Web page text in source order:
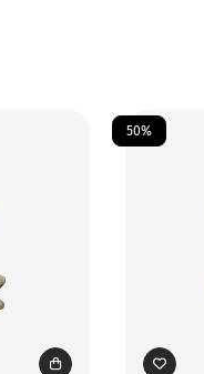
50%